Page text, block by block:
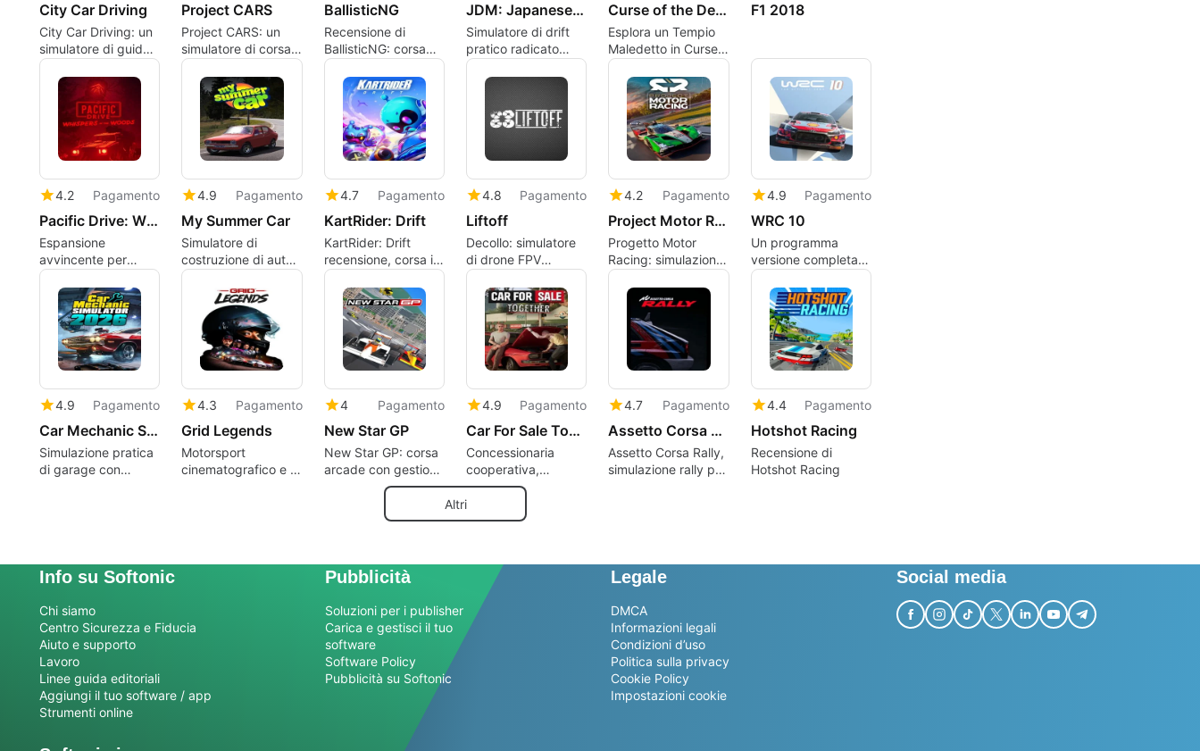
City Car Driving
City Car Driving: un
simulatore di guida
urbana incentrato
sull'addestramento
Project CARS
Project CARS: un
simulatore di corsa
tecnico per piloti
impegnati
BallisticNG
Recensione di
BallisticNG: corsa
anti-gravità di
precisione con
modding attivo
JDM: Japanese Drift Master
Simulatore di drift
pratico radicato
nella cultura JDM e
nel tuning
Curse of the Dead Gods
Esplora un Tempio
Maledetto in Curse
of the Dead Gods
F1 2018
4.2 Pagamento
Pacific Drive: Whispers in the Woods
Espansione
avvincente per
Pacific Drive
4.9 Pagamento
My Summer Car
Simulatore di
costruzione di auto
dettagliato
ambientato nella
campagna
finlandese degli anni
4.7 Pagamento
KartRider: Drift
KartRider: Drift
recensione, corsa in
kart focalizzata sulle
abilità e
personalizzazione
4.8 Pagamento
Liftoff
Decollo: simulatore
di drone FPV
focalizzato su
formazione pratica
per piloti
4.2 Pagamento
Project Motor Racing
Progetto Motor
Racing: simulazione
di precisione per
appassionati di
corse dedicati
4.9 Pagamento
WRC 10
Un programma
versione completa
per Windows, di KT
Racing.
4.9 Pagamento
Car Mechanic Simulator 2026
Simulazione pratica
di garage con
4.3 Pagamento
Grid Legends
Motorsport
cinematografico e di
4 Pagamento
New Star GP
New Star GP: corsa
arcade con gestione
di squadra in cinque
4.9 Pagamento
Car For Sale Together
Concessionaria
cooperativa,
restauro e corse in
un simulatore
automobilistico
4.7 Pagamento
Assetto Corsa Rally
Assetto Corsa Rally,
simulazione rally per
4.4 Pagamento
Hotshot Racing
Recensione di
Hotshot Racing
Altri
Info su Softonic
Chi siamo
Centro Sicurezza e Fiducia
Aiuto e supporto
Lavoro
Linee guida editoriali
Aggiungi il tuo software / app
Strumenti online
Pubblicità
Soluzioni per i publisher
Carica e gestisci il tuo
software
Software Policy
Pubblicità su Softonic
Legale
DMCA
Informazioni legali
Condizioni d’uso
Politica sulla privacy
Cookie Policy
Impostazioni cookie
Social media